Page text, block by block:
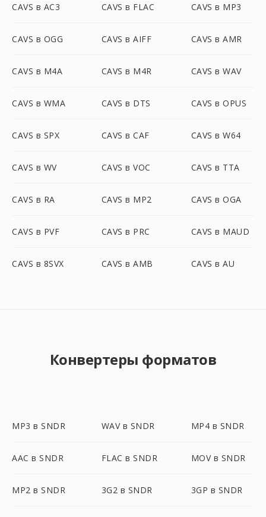
CAVS в AC3 CAVS в FLAC CAVS в MP3
CAVS в OGG CAVS в AIFF CAVS в AMR
CAVS в M4A CAVS в M4R CAVS в WAV
CAVS в WMA CAVS в DTS CAVS в OPUS
CAVS в SPX CAVS в CAF CAVS в W64
CAVS в WV CAVS в VOC CAVS в TTA
CAVS в RA CAVS в MP2 CAVS в OGA
CAVS в PVF CAVS в PRC CAVS в MAUD
CAVS в 8SVX CAVS в AMB CAVS в AU
Конвертеры форматов
MP3 в SNDR WAV в SNDR MP4 в SNDR
AAC в SNDR FLAC в SNDR MOV в SNDR
MP2 в SNDR 3G2 в SNDR 3GP в SNDR